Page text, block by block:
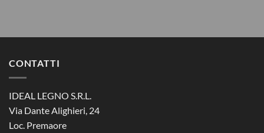
CONTATTI
IDEAL LEGNO S.R.L.
Via Dante Alighieri, 24
Loc. Premaore